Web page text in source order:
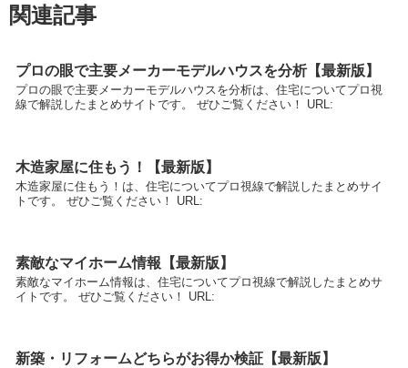
関連記事
プロの眼で主要メーカーモデルハウスを分析【最新版】
プロの眼で主要メーカーモデルハウスを分析は、住宅についてプロ視
線で解説したまとめサイトです。 ぜひご覧ください！ URL:
木造家屋に住もう！【最新版】
木造家屋に住もう！は、住宅についてプロ視線で解説したまとめサイ
トです。 ぜひご覧ください！ URL:
素敵なマイホーム情報【最新版】
素敵なマイホーム情報は、住宅についてプロ視線で解説したまとめサ
イトです。 ぜひご覧ください！ URL:
新築・リフォームどちらがお得か検証【最新版】